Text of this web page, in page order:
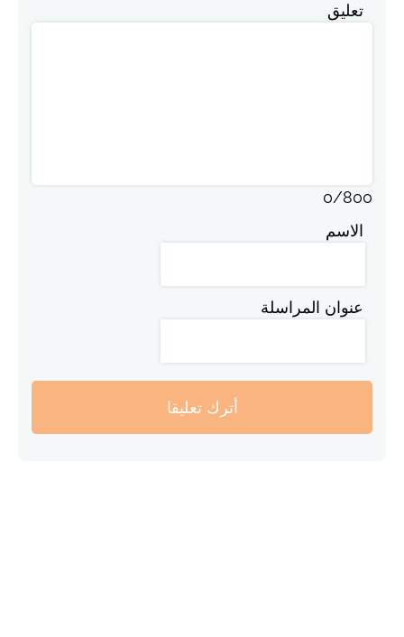
تعليق
0/800
الاسم
عنوان المراسلة
أترك تعليقا